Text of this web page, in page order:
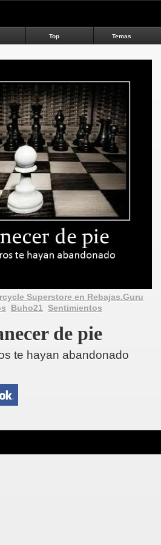
Top Temas
Superstore en Rebajas.Guru
Buho21 Sentimientos
de pie
te hayan abandonado